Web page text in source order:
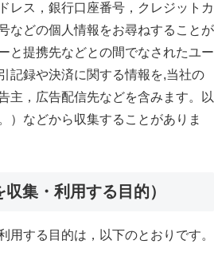
レス，銀行口座番号，クレジットカ
などの個人情報をお尋ねすることが
と提携先などとの間でなされたユー
記録や決済に関する情報を,当社の
主，広告配信先などを含みます。以
）などから収集することがありま
集・利用する目的）
用する目的は，以下のとおりです。